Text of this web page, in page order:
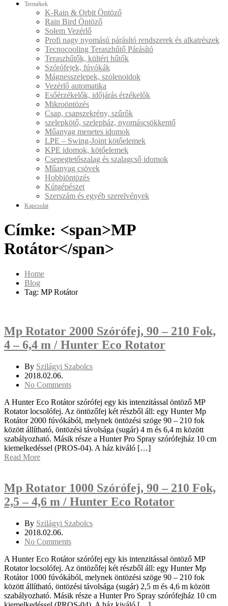
Termékek
K-Rain & Orbit Öntöző
Rain Bird Öntöző
Solem Vezérlő
Profi nagy nyomású párásító rendszerek és alkatrészek
Tecnocooling Teraszhűtő Párásító
Teraszhűtők, kültéri hűtők
Szórófejek, fúvókák
Mágnesszelepek, szolenoidok
Vezérlő automatika
Esőérzékelők, időjárás érzékelők
Mikroöntözés
Csap, csapszekrény, szűrők
szelepkötő, szelepház, nyomáscsökkentő
Műanyag menetes idomok
LPE – Swing-Joint kötőelemek
KPE idomok, kötőelemek
Csepegtetőszalag és szalagcső idomok
Műanyag csövek
Hobbiöntözés
Kútgépészet
Szerszám és egyéb szerelvények
Kapcsolat
Címke: <span>MP
Rotátor</span>
Home
Blog
Tag: MP Rotátor
Mp Rotator 2000 Szórófej, 90 – 210 Fok,
4 – 6,4 m / Hunter Eco Rotator
By Szilágyi Szabolcs
2018.02.06.
No Comments
A Hunter Eco Rotátor szórófej egy kis intenzitással öntöző MP
Rotator locsolófej. Az öntözőfej két részből áll: egy Hunter Mp
Rotátor 2000 fúvókából, melynek öntözési szöge 90 – 210 fok
között állítható, öntözési távolsága (sugár) 4 m és 6,4 m között
szabályozható. Másik része a Hunter Pro Spray szórófejház 10 cm
kiemelkedéssel (PROS-04). A ház kiváló […]
Read More
Mp Rotator 1000 Szórófej, 90 – 210 Fok,
2,5 – 4,6 m / Hunter Eco Rotator
By Szilágyi Szabolcs
2018.02.06.
No Comments
A Hunter Eco Rotátor szórófej egy kis intenzitással öntöző MP
Rotator locsolófej. Az öntözőfej két részből áll: egy Hunter Mp
Rotátor 1000 fúvókából, melynek öntözési szöge 90 – 210 fok
között állítható, öntözési távolsága (sugár) 2,5 m és 4,6 m között
szabályozható. Másik része a Hunter Pro Spray szórófejház 10 cm